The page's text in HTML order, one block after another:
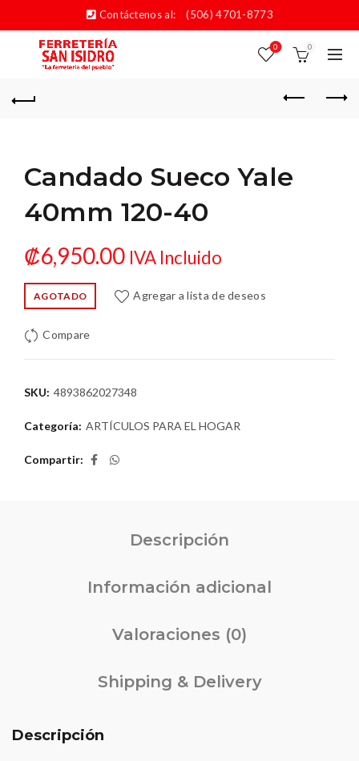
Contáctenos al: (506) 4701-8773
0 0
Candado Sueco Yale
40mm 120-40
₡6,950.00 IVA Incluido
AGOTADO Agregar a lista de deseos
Compare
SKU: 4893862027348
Categoría: ARTÍCULOS PARA EL HOGAR
Compartir
Descripción
Información adicional
Valoraciones (0)
Shipping & Delivery
Descripción